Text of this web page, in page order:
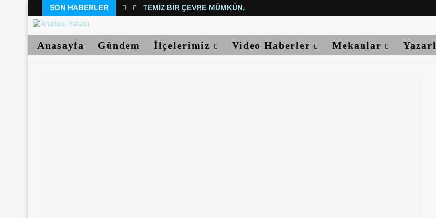
SON HABERLER TEMIZ BIR ÇEVRE MÜMKÜN, YETER...
Anasayfa Gündem İlçelerimiz Video Haberler Mekanlar